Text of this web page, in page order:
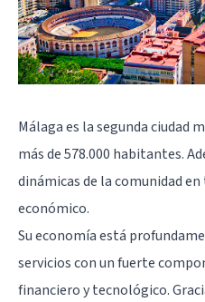
Málaga es la segunda ciudad
más de 578.000 habitantes.
dinámicas de la comunidad
económico.
Su economía está
servicios con un fuerte
financiero y tecnológico.